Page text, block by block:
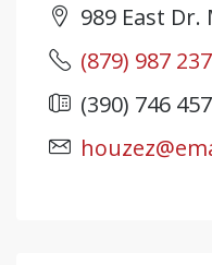
989 East Dr.
(879) 987
(390) 746